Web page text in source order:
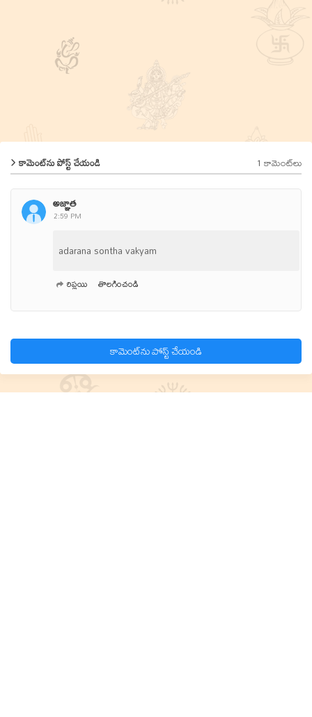
కామెంట్‌ను పోస్ట్ చేయండి 1 కామెంట్‌లు
అజ్ఞాత
2:59 PM
adarana sontha vakyam
రిప్లయి తొలగించండి
కామెంట్‌ను పోస్ట్ చేయండి